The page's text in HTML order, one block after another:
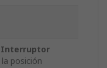
Interruptor
posición